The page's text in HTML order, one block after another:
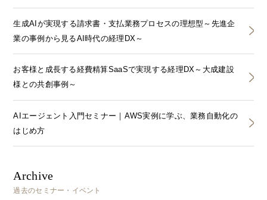
生成AIが実現する請求書・支払業務プロセスの理想型～先進企
業の事例から見るAI時代の経理DX～
お客様と成長する経費精算SaaSで実現する経理DX～大成建設
様との共創事例～
AIエージェント入門セミナー｜AWS実例に学ぶ、業務自動化の
はじめ方
Archive
過去のセミナー・イベント